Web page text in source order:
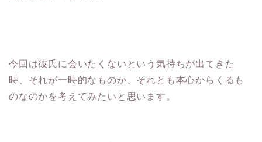
今回は彼氏に会いたくないという気持ちが出てきた
時、それが一時的なものか、それとも本心からくるも
のなのかを考えてみたいと思います。